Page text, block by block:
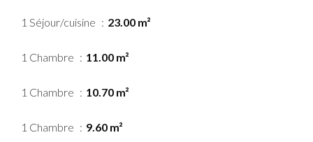
1 Séjour/cuisine 23.00 m²
1 Chambre 11.00 m²
1 Chambre 10.70 m²
1 Chambre 9.60 m²